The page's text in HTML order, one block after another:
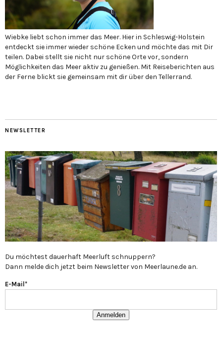
Wiebke liebt schon immer das Meer. Hier in Schleswig-Holstein
entdeckt sie immer wieder schöne Ecken und möchte das mit Dir
teilen. Dabei stellt sie nicht nur schöne Orte vor, sondern
Möglichkeiten das Meer aktiv zu genießen. Mit Reiseberichten aus
der Ferne blickt sie gemeinsam mit dir über den Tellerrand.
NEWSLETTER
Du möchtest dauerhaft Meerluft schnuppern?
Dann melde dich jetzt beim Newsletter von Meerlaune.de an.
E-Mail*
Anmelden